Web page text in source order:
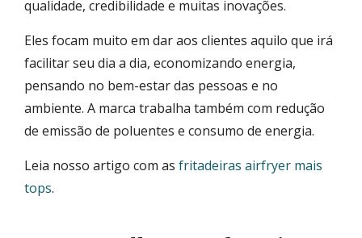
qualidade, credibilidade e muitas inovações.
Eles focam muito em dar aos clientes aquilo que irá
facilitar seu dia a dia, economizando energia,
pensando no bem-estar das pessoas e no
ambiente. A marca trabalha também com redução
de emissão de poluentes e consumo de energia.
Leia nosso artigo com as fritadeiras airfryer mais
tops.